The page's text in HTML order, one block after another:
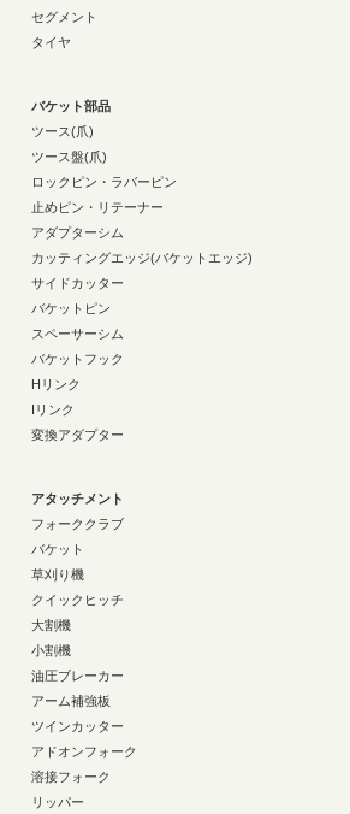
セグメント
タイヤ
バケット部品
ツース(爪)
ツース盤(爪)
ロックピン・ラバーピン
止めピン・リテーナー
アダプターシム
カッティングエッジ(バケットエッジ)
サイドカッター
バケットピン
スペーサーシム
バケットフック
Hリンク
Iリンク
変換アダプター
アタッチメント
フォーククラブ
バケット
草刈り機
クイックヒッチ
大割機
小割機
油圧ブレーカー
アーム補強板
ツインカッター
アドオンフォーク
溶接フォーク
リッパー